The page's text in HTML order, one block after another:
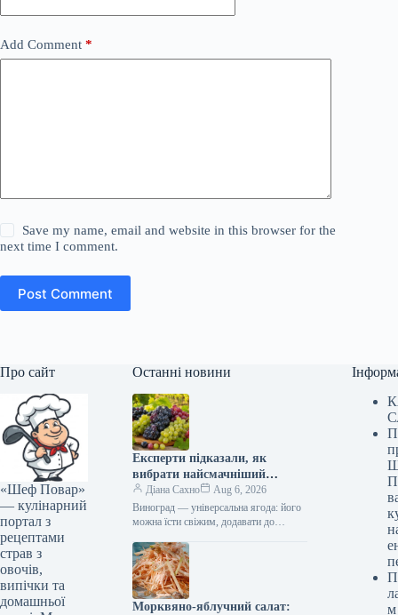
Add Comment *
Save my name, email and website in this browser for the
next time I comment.
Post Comment
Про сайт
«Шеф Повар»
— кулінарний
портал з
рецептами
страв з
овочів,
випічки та
домашньої
Останні новини
Експерти підказали, як
вибрати найсмачніший
виноград: секрети від
Россельгоспнагляду
Діана Сахно
Aug 6, 2026
Виноград — універсальна ягода: його
можна їсти свіжим, додавати до
і все це принесе не тільки…
Морквяно-яблучний салат:
м